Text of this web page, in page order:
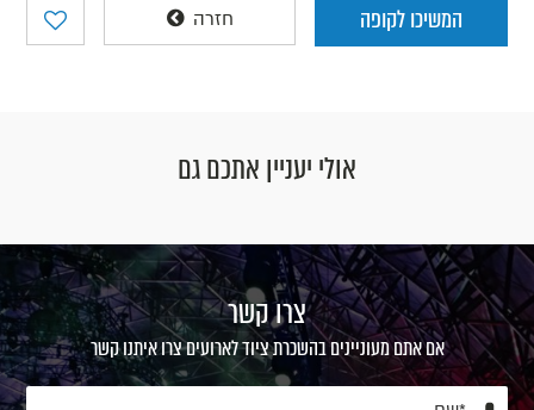
המשיכו לקופה חזרה
אולי יעניין אתכם גם
צרו קשר
אם אתם מעוניינים בהשכרת ציוד לארועים צרו איתנו קשר